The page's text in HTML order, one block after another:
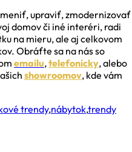
upraviť, zmodernizovať
domov či iné interéri, radi
na mieru, ale aj celkovom
Obráťte sa na nás so
emailu,telefonicky, alebo
showroomov, kde vám
trendy,nábytok,trendy